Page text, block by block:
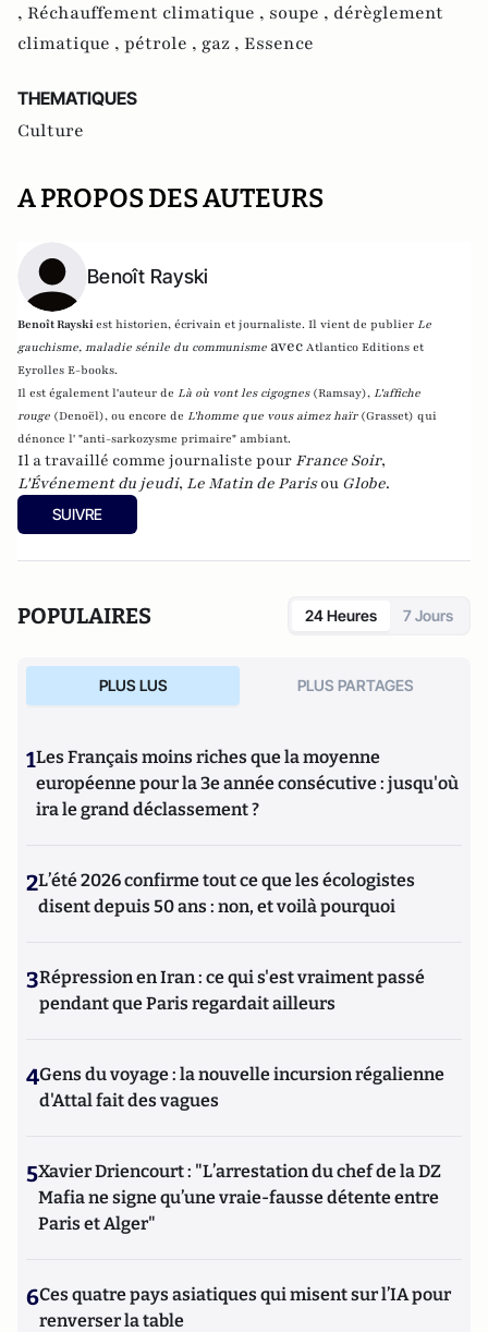
, Réchauffement climatique , soupe , dérèglement
climatique , pétrole , gaz , Essence
THEMATIQUES
Culture
A PROPOS DES AUTEURS
Benoît Rayski
Benoît Rayskiest historien, écrivain et journaliste. Il vient de publier Le
gauchisme, maladie sénile du communisme avec Atlantico Editions et
Eyrolles E-books.
Il est également l'auteur de Là où vont les cigognes (Ramsay), L'affiche
rouge (Denoël), ou encore de L'homme que vous aimez haïr (Grasset) qui
dénonce l' "anti-sarkozysme primaire" ambiant.
Il a travaillé comme journaliste pour France Soir,
L'Événement du jeudi, Le Matin de Parisou Globe.
SUIVRE
POPULAIRES 24 Heures 7 Jours
PLUS LUS PLUS PARTAGES
1Les Français moins riches que la moyenne
européenne pour la 3e année consécutive : jusqu'où
ira le grand déclassement ?
2L’été 2026 confirme tout ce que les écologistes
disent depuis 50 ans : non, et voilà pourquoi
3Répression en Iran : ce qui s'est vraiment passé
pendant que Paris regardait ailleurs
4Gens du voyage : la nouvelle incursion régalienne
d'Attal fait des vagues
5Xavier Driencourt : "L’arrestation du chef de la DZ
Mafia ne signe qu’une vraie-fausse détente entre
Paris et Alger"
6Ces quatre pays asiatiques qui misent sur l’IA pour
renverser la table